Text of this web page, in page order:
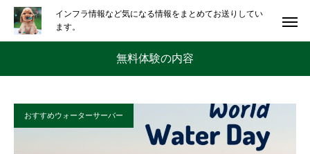
インフラ情報など気になる情報をまとめてお送りしてい
ます。
無料体験の内容
おすすめウォーターサーバー